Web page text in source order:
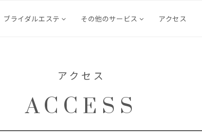
ブライダルエステ その他のサービス アクセス
アクセス
ACCESS